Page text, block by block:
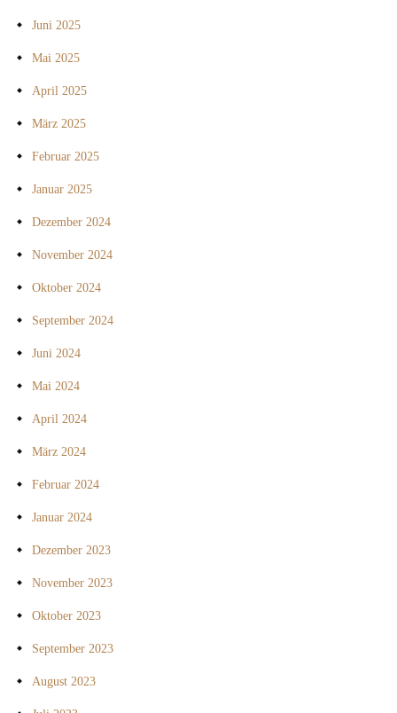
Juni 2025
Mai 2025
April 2025
März 2025
Februar 2025
Januar 2025
Dezember 2024
November 2024
Oktober 2024
September 2024
Juni 2024
Mai 2024
April 2024
März 2024
Februar 2024
Januar 2024
Dezember 2023
November 2023
Oktober 2023
September 2023
August 2023